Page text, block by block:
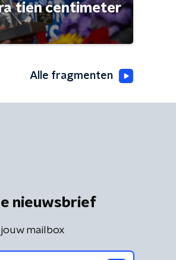
tien centimeter
Alle fragmenten
nieuwsbrief
jouw mailbox